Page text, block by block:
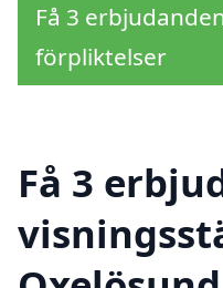
Få 3
förpliktelser
Få 3